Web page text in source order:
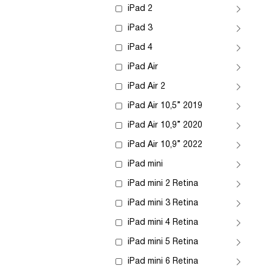
iPad 2
iPad 3
iPad 4
iPad Air
iPad Air 2
iPad Air 10,5” 2019
iPad Air 10,9” 2020
iPad Air 10,9” 2022
iPad mini
iPad mini 2 Retina
iPad mini 3 Retina
iPad mini 4 Retina
iPad mini 5 Retina
iPad mini 6 Retina